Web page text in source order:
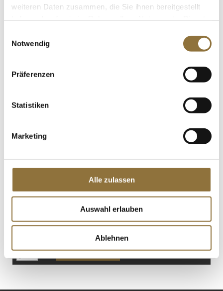
weiteren Daten zusammen, die Sie ihnen bereitgestellt
Notwendig
Präferenzen
Statistiken
Marketing
Alle zulassen
Auswahl erlauben
Ablehnen
BIO, 300 g
LEBENSMITTELKENNZEICHNUNGEN
Hanfsamen, geschält, ungeröstet, BIO, 1
Art.Nr.:14655
€ 29,43